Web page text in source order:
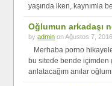
yaşında iken, kaynımla
Oğlumun arkadaşı
byadmin on Ağustos 7,
Merhaba porno
bu sitede bende
anlatacağım anılar